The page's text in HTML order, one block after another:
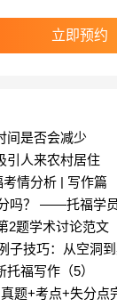
立即预约
间是否会减少
引人来农村居住
情分析 | 写作篇
吗？ ——托福学
2题学术讨论范文
子技巧：从空洞
福写作（5）
题+考点+失分点